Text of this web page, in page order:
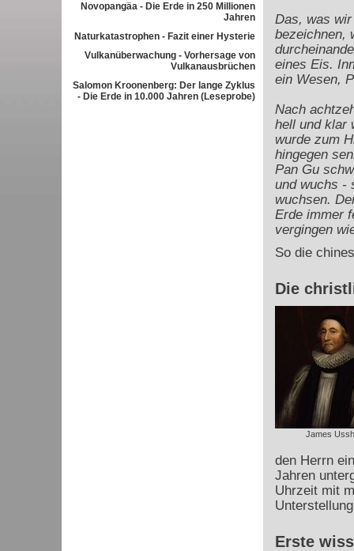
Novopangäa - Die Erde in 250 Millionen
Jahren
Naturkatastrophen - Fazit einer Hysterie
Vulkanüberwachung - Vorhersage von
Vulkanausbrüchen
Salomon Kroonenberg: Der lange Zyklus
- Die Erde in 10.000 Jahren (Leseprobe)
Das, was
bezeichnen,
eines Eis.
ein Wesen,
Nach
hell und klar
wurde zum
hingegen
Pan Gu
und wuchs -
wuchsen.
Erde immer
vergingen
So die
Die
James
den Herrn
Jahren
Uhrzeit mit
Erste